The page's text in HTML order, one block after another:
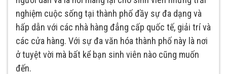
nghiệm cuộc sống tại thành phố đầy sự đa dạng và
hấp dẫn với các nhà hàng đẳng cấp quốc tế, giải trí và
các cửa hàng. Với sự đa văn hóa thành phố này là nơi
ở tuyệt vời mà bất kể bạn sinh viên nào cũng muốn
đến.